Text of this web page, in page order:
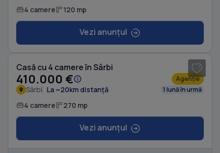
4 camere 120 mp
Vezi anunțul
Casă cu 4 camere în Sârbi
410.000 € Agenție
Sârbi La ~20km distanță 1 lună în urmă
4 camere 270 mp
Vezi anunțul